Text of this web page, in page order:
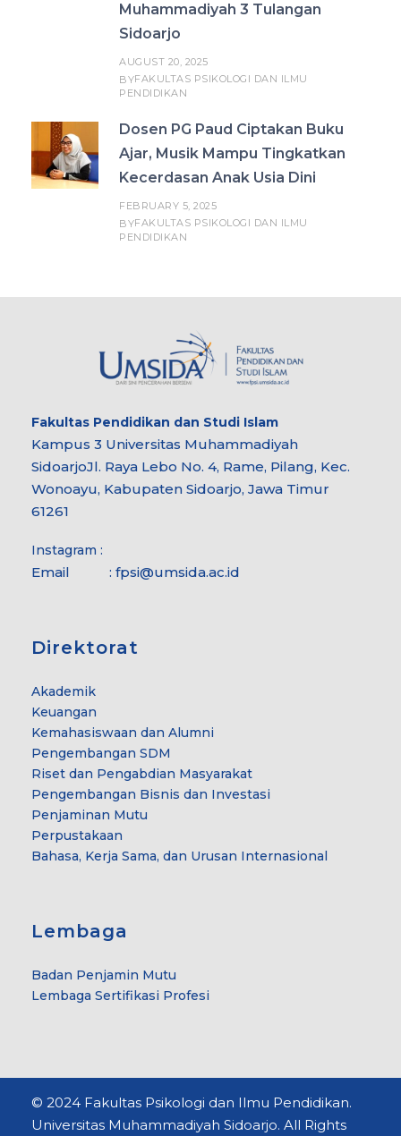
Muhammadiyah 3 Tulangan
Sidoarjo
AUGUST 20, 2025
BYFAKULTAS PSIKOLOGI DAN ILMU
PENDIDIKAN
Dosen PG Paud Ciptakan Buku
Ajar, Musik Mampu Tingkatkan
Kecerdasan Anak Usia Dini
FEBRUARY 5, 2025
BYFAKULTAS PSIKOLOGI DAN ILMU
PENDIDIKAN
Fakultas Pendidikan dan Studi Islam
Kampus 3 Universitas Muhammadiyah
SidoarjoJl. Raya Lebo No. 4, Rame, Pilang, Kec.
Wonoayu, Kabupaten Sidoarjo, Jawa Timur
61261
Instagram :
Email : fpsi@umsida.ac.id
Direktorat
Akademik
Keuangan
Kemahasiswaan dan Alumni
Pengembangan SDM
Riset dan Pengabdian Masyarakat
Pengembangan Bisnis dan Investasi
Penjaminan Mutu
Perpustakaan
Bahasa, Kerja Sama, dan Urusan Internasional
Lembaga
Badan Penjamin Mutu
Lembaga Sertifikasi Profesi
© 2024 Fakultas Psikologi dan Ilmu Pendidikan.
Universitas Muhammadiyah Sidoarjo. All Rights